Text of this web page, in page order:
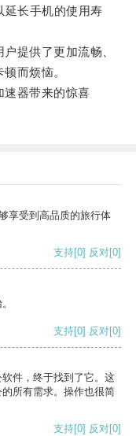
长手机的使用寿
提供了更加流畅、
而烦恼。
器带来的惊喜
享受到高品质的旅行体
支持[0] 反对[0]
支持[0] 反对[0]
件，终于找到了它。这
所有需求。操作也很简
支持[0] 反对[0]